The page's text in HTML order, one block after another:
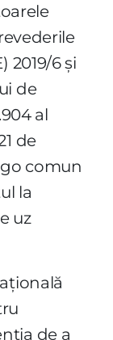
2019/6 şi
de
al
de
comun
la
uz
de a